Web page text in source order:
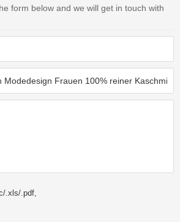
form below and we will get in touch with
.xls/.pdf,